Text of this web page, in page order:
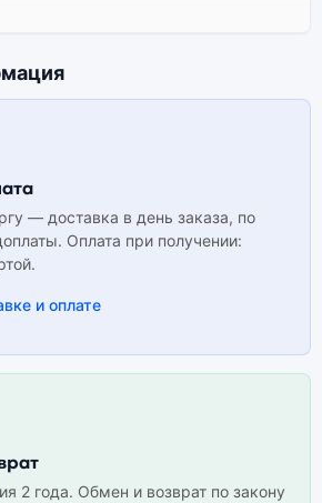
— доставка в день заказа, по
Оплата при получении:
и оплате
2 года. Обмен и возврат по закону